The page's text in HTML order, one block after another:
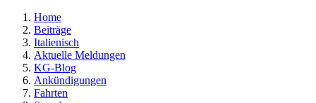
Home
Beiträge
Italienisch
Aktuelle Meldungen
KG-Blog
Ankündigungen
Fahrten